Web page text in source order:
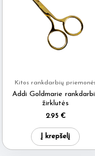
Kitos rankdarbių
Addi Goldmarie
žirklutės
2.95 €
Į krepšelį